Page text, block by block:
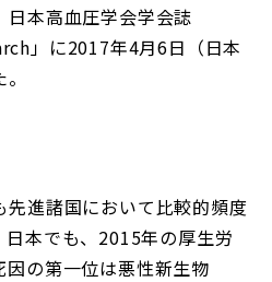
日本高血圧学会学会誌
」に2017年4月6日（日本
進諸国において比較的頻度
本でも、2015年の厚生労
の第一位は悪性新生物